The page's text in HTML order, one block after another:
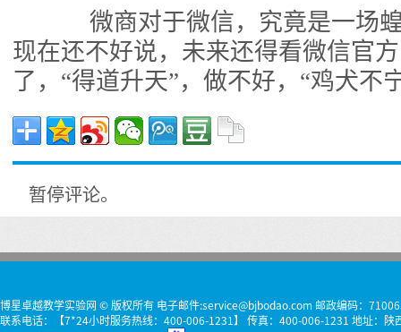
微商对于微信，究竟是一场蝗
现在还不好说，未来还得看微信官
了，“得道升天”，做不好，“鸡犬不
暂停评论。
博星卓越教学实验网 © 版权所有 电子邮件:service@bjbodao.com 邮政编码：
联系电话：【7*24小时服务热线：400-006-1231】 传真：400-006-1231 地址：陕